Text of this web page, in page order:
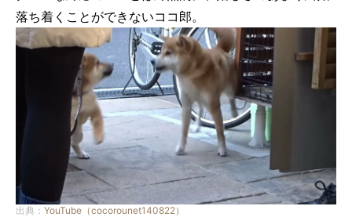
落ち着くことができないココ郎。
出典： YouTube（cocorounet140822）